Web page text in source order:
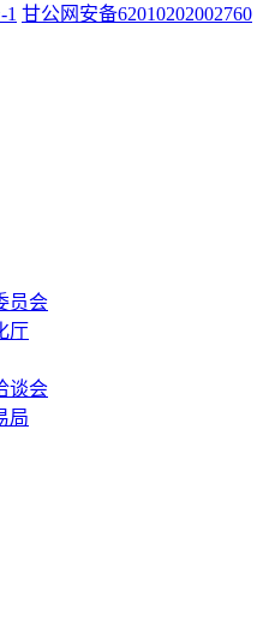
1 甘公网安备62010202002760
员会
厅
谈会
局